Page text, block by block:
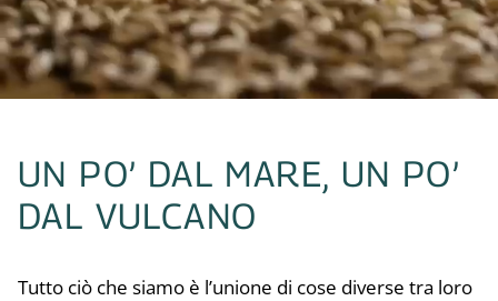
UN PO’ DAL MARE, UN PO’
DAL VULCANO
Tutto ciò che siamo è l’unione di cose diverse tra loro